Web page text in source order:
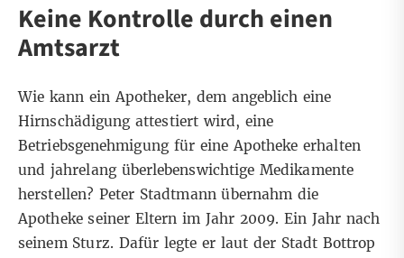
Keine Kontrolle durch einen
Amtsarzt
Wie kann ein Apotheker, dem angeblich eine
Hirnschädigung attestiert wird, eine
Betriebsgenehmigung für eine Apotheke erhalten
und jahrelang überlebenswichtige Medikamente
herstellen? Peter Stadtmann übernahm die
Apotheke seiner Eltern im Jahr 2009. Ein Jahr nach
seinem Sturz. Dafür legte er laut der Stadt Bottrop